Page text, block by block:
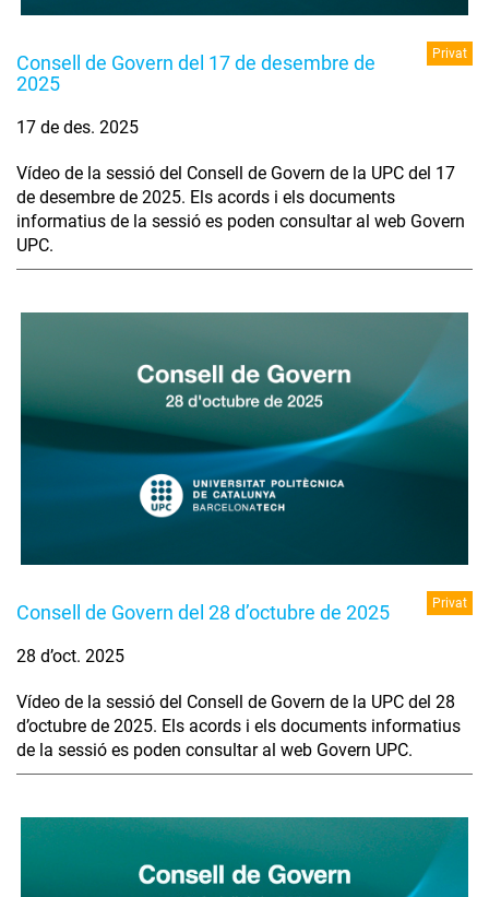
Consell de Govern del 17 de desembre de
2025
Privat
17 de des. 2025
Vídeo de la sessió del Consell de Govern de la UPC del 17
de desembre de 2025. Els acords i els documents
informatius de la sessió es poden consultar al web Govern
UPC.
Consell de Govern del 28 d’octubre de 2025 Privat
28 d’oct. 2025
Vídeo de la sessió del Consell de Govern de la UPC del 28
d’octubre de 2025. Els acords i els documents informatius
de la sessió es poden consultar al web Govern UPC.